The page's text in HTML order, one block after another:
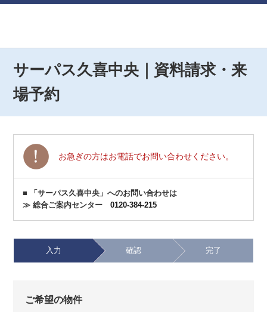
サーパス久喜中央｜資料請求・来
場予約
お急ぎの方はお電話でお問い合わせください。
■ 「サーパス久喜中央」へのお問い合わせは
≫ 総合ご案内センター0120-384-215
入力 確認 完了
ご希望の物件